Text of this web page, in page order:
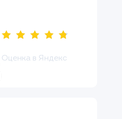
Оценка в Яндекс